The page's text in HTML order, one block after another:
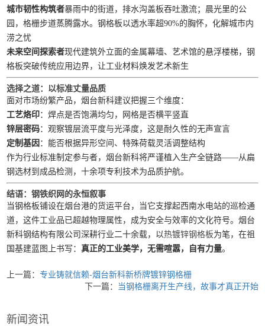
城市韧性构筑者暴雨中的街道，排水沟盖板吞吐激流；晨光里的公
园，格栅步道蒸腾露水。钢格板以透水率超90%的胸怀，化解城市内
涝之忧
未来空间探索者现代建筑外立面的金属幕墙、艺术馆的悬浮楼梯，钢
格板突破传统应用边界，让工业材料焕发艺术新生
选择之道：以标准丈量品质
面对市场纷繁产品，烟台新科建议把握三个维度：
工艺烙印：焊点是否饱满均匀，网格是否横平竖直
锌层密码：观察镀层流平度与光泽度，这是耐久性的无声宣言
定制基因 ：能否根据异形空间、特殊荷载灵活调整结构
作为行业标准制定参与者，烟台新科将严谨植入生产全链路——从扁
钢选材到成品检测，十余项专利技术为品质护航。
结语：钢铁织网的永恒叙事
当钢格板铺设在烟台港的货运平台，当它支撑起西南水电站的巡检通
道，这件工业品已超越物理属性，成为安全与效率的文化符号。烟台
新科钢结构有限公司深耕行业二十余载，以热镀锌钢格板为笔，在祖
国基建蓝图上书写：真正的工业美学，无需喧嚣，自有力量。
上一篇：专业铸就信赖-烟台新科新桥牌镀锌钢格栅
下一篇：
当钢格栅​离开生产线，故事才真正开始
新闻资讯